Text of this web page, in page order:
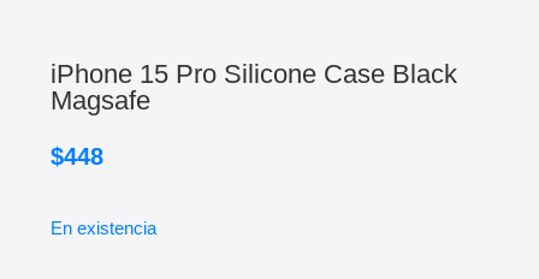
iPhone 15 Pro Silicone Case Black
Magsafe
$448
En existencia